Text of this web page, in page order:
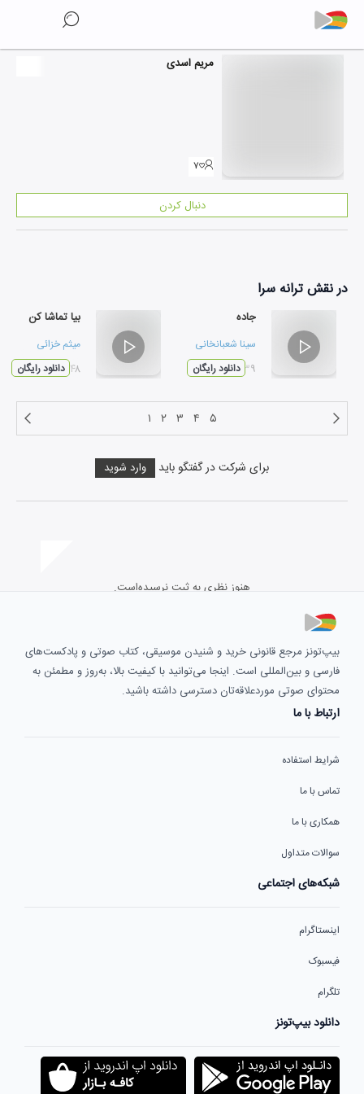
مریم اسدی
۷
دنبال کردن
در نقشترانه سرا
جاده
سینا شعبانخانی
۰۲:۳۹دانلود رایگان
بیا تماشا کن
میثم خزائی
۰۴:۴۸دانلود رایگان
۱ ۲ ۳ ۴ ۵
برای شرکت در گفتگو باید وارد شوید
هنوز نظری به ثبت نرسیده‌است.
بیپ‌تونز مرجع قانونی خرید و شنیدن موسیقی، کتاب صوتی و پادکست‌های
فارسی و بین‌المللی است. اینجا می‌توانید با کیفیت بالا، به‌روز و مطمئن به
محتوای صوتی موردعلاقه‌تان دسترسی داشته باشید.
ارتباط با ما
شرایط استفاده
تماس با ما
همکاری با ما
سوالات متداول
شبکه‌های اجتماعی
اینستاگرام
فیسبوک
تلگرام
دانلود بیپ‌تونز